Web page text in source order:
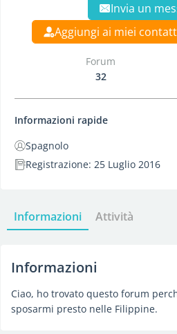
Invia un
Aggiungi ai miei
Forum
32
Informazioni rapide
Spagnolo
Registrazione: 25 Luglio 2016
Informazioni Attività
Informazioni
Ciao, ho trovato questo forum
sposarmi presto nelle Filippine.